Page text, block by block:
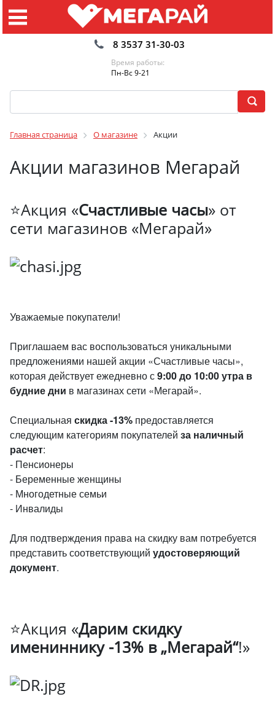
8 3537 31-30-03
Время работы:
Пн-Вс 9-21
Главная страница О магазине Акции
Акции магазинов Мегарай
⭐Акция «Счастливые часы» от
сети магазинов «Мегарай»
Уважаемые покупатели!
Приглашаем вас воспользоваться уникальными
предложениями нашей акции «Счастливые часы»,
которая действует ежедневно с9:00 до 10:00 утра в
будние дни в магазинах сети «Мегарай».
Специальная скидка -13% предоставляется
следующим категориям покупателей за наличный
расчет:
- Пенсионеры
- Беременные женщины
- Многодетные семьи
- Инвалиды
Для подтверждения права на скидку вам потребуется
представить соответствующий удостоверяющий
документ.
⭐Акция «Дарим скидку
имениннику -13% в „Мегарай“!»